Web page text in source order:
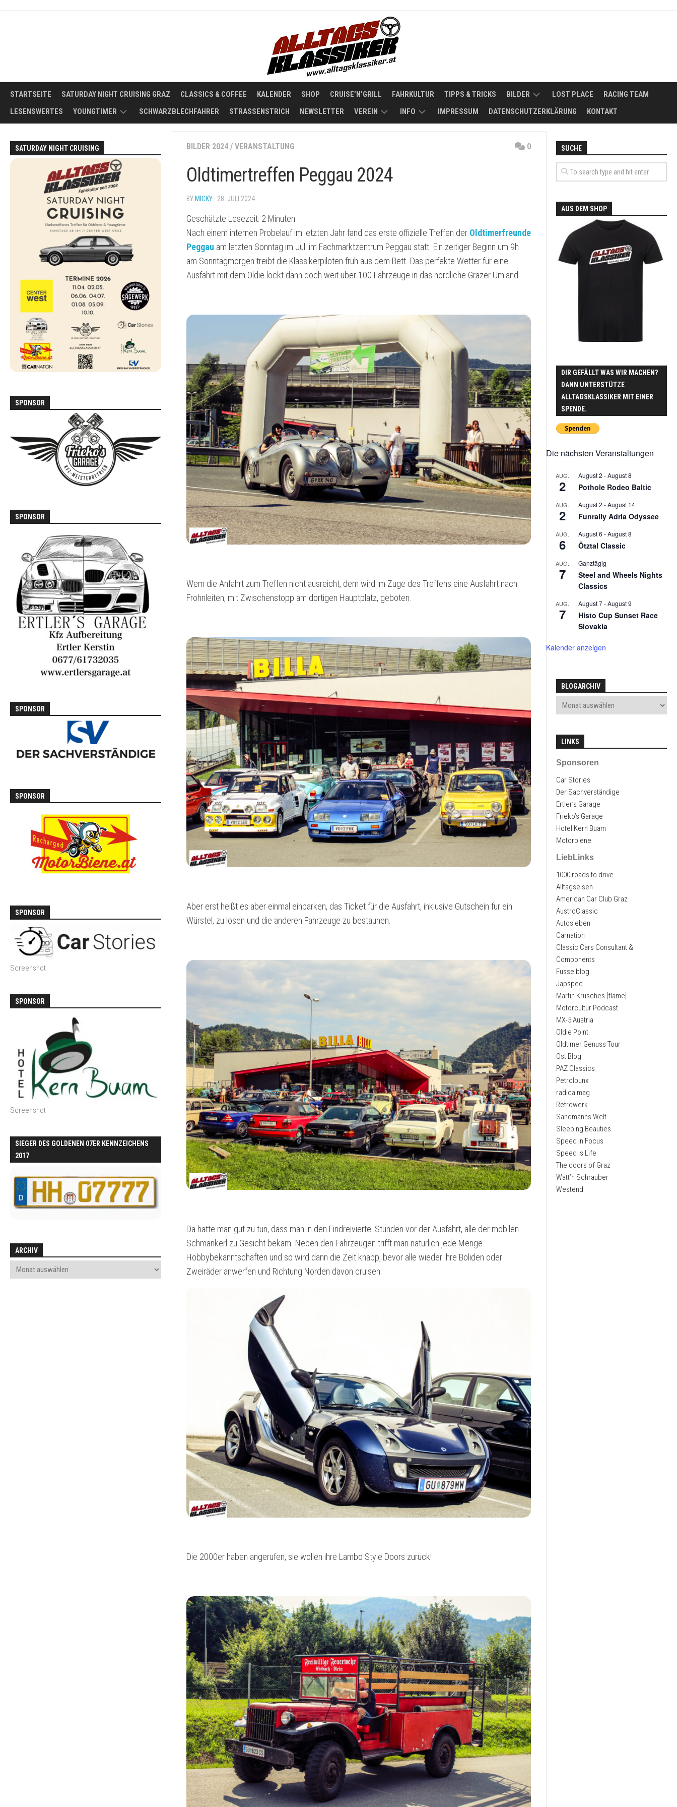
STARTSEITE SATURDAY NIGHT CRUISING GRAZ CLASSICS & COFFEE KALENDER SHOP CRUISE’N’GRILL FAHRKULTUR TIPPS & TRICKS BILDER
2008
2011
2016
2022
2023
2024
2025
2026
LOST PLACE
RACING TEAM
LESENSWERTES
YOUNGTIMER
WAS
IST
EIN
YOUNGTIMER?
DER
IDEALE
YOUNGTIMER
FÜR
DEN
ALLTAG
FORD
MAZDA
MX-
5
NA
MERCEDES
W123
MERCEDES
PAJERO
L040
VOLKSWAGEN
T3
VOLVO
740
SCHWARZBLECHFAHRER STRASSENSTRICH NEWSLETTER VEREIN INFO
–
DE
LUXE
VOLVO
–
323
MX-
V-
KAWASAKI
IMPRESSUM DATENSCHUTZERKLÄRUNG KONTAKT
BILDER 2024 / VERANSTALTUNG 0
Oldtimertreffen Peggau 2024
BY MICKY · 28. JULI 2024
Geschätzte Lesezeit: 2 Minuten
Nach einem internen Probelauf im letzten Jahr fand das erste offizielle Treffen der Oldtimerfreunde
Peggau am letzten Sonntag im Juli im Fachmarktzentrum Peggau statt. Ein zeitiger Beginn um 9h
am Sonntagmorgen treibt die Klassikerpiloten früh aus dem Bett. Das perfekte Wetter für eine
Ausfahrt mit dem Oldie lockt dann doch weit über 100 Fahrzeuge in das nördliche Grazer Umland.
Wem die Anfahrt zum Treffen nicht ausreicht, dem wird im Zuge des Treffens eine Ausfahrt nach
Frohnleiten, mit Zwischenstopp am dortigen Hauptplatz, geboten.
Aber erst heißt es aber einmal einparken, das Ticket für die Ausfahrt, inklusive Gutschein für ein
Würstel, zu lösen und die anderen Fahrzeuge zu bestaunen.
Da hatte man gut zu tun, dass man in den Eindreiviertel Stunden vor der Ausfahrt, alle der mobilen
Schmankerl zu Gesicht bekam. Neben den Fahrzeugen trifft man natürlich jede Menge
Hobbybekanntschaften und so wird dann die Zeit knapp, bevor alle wieder ihre Boliden oder
Zweiräder anwerfen und Richtung Norden davon cruisen.
Die 2000er haben angerufen, sie wollen ihre Lambo Style Doors zurück!
SATURDAY NIGHT CRUISING
SPONSOR
SPONSOR
SPONSOR
SPONSOR
SPONSOR
Screenshot
SPONSOR
Screenshot
SIEGER DES GOLDENEN 07ER KENNZEICHENS
2017
ARCHIV
SUCHE
AUS DEM SHOP
DIR GEFÄLLT WAS WIR MACHEN?
DANN UNTERSTÜTZE
ALLTAGSKLASSIKER MIT EINER
SPENDE.
Die nächsten Veranstaltungen
AUG.
2
August 2 -August 8
Pothole Rodeo Baltic
AUG.
2
August 2 -August 14
Funrally Adria Odyssee
AUG.
6
August 6 -August 8
Ötztal Classic
AUG.
7
Ganztägig
Steel and Wheels Nights
Classics
AUG.
7
August 7-August 9
Histo Cup Sunset Race
Slovakia
Kalender anzeigen
BLOGARCHIV
LINKS
Sponsoren
Car Stories
Der Sachverständige
Ertler’s Garage
Frieko’s Garage
Hotel Kern Buam
Motorbiene
LiebLinks
1000 roads to drive
Alltagseisen
American Car Club Graz
AustroClassic
Autosleben
Carnation
Classic Cars Consultant &
Components
Fusselblog
Japspec
Martin Krusches [flame]
Motorcultur Podcast
MX-5 Austria
Oldie Point
Oldtimer Genuss Tour
Ost Blog
PAZ Classics
Petrolpunx
radicalmag
Retrowerk
Sandmanns Welt
Sleeping Beauties
Speed in Focus
Speed is Life
The doors of Graz
Watt’n Schrauber
Westend